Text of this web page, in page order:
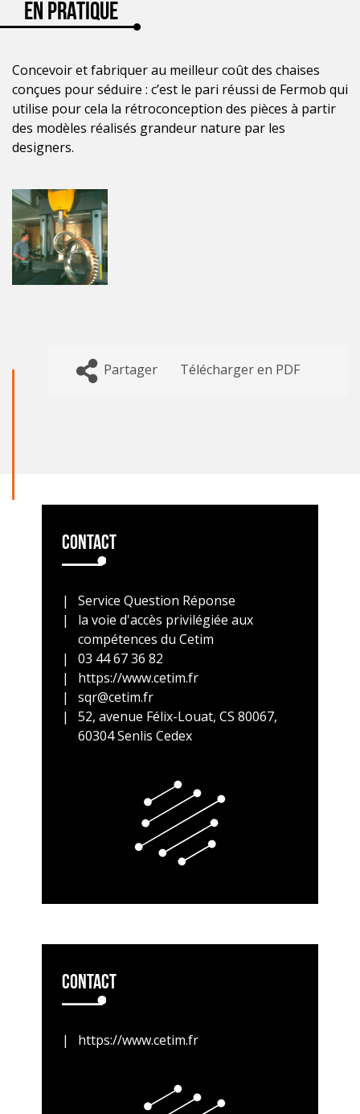
En Pratique
Concevoir et fabriquer au meilleur coût des chaises
conçues pour séduire : c’est le pari réussi de Fermob qui
utilise pour cela la rétroconception des pièces à partir
des modèles réalisés grandeur nature par les
designers.
Partager Télécharger en PDF
Contact
Service Question Réponse
la voie d'accès privilégiée aux
compétences du Cetim
03 44 67 36 82
https://www.cetim.fr
sqr@cetim.fr
52, avenue Félix-Louat, CS 80067,
60304 Senlis Cedex
Contact
https://www.cetim.fr